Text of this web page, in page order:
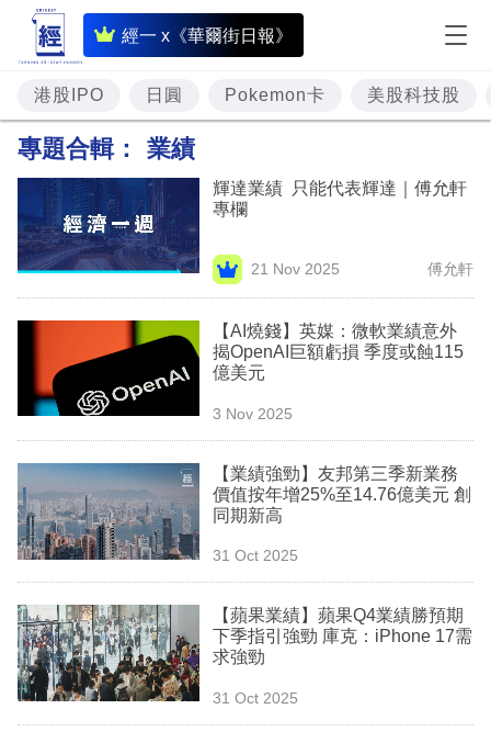
經一 x《華爾街日報》
即
時
財
經
題
投
資
樓
理
商
業
科
技
職
場
生
港股IPO 日圓 Pokemon卡 美股科技股
專題合輯： 業績
輝達業績 只能代表輝達｜傅允軒
專欄
21 Nov 2025 傅允軒
【AI燒錢】英媒：微軟業績意外
揭OpenAI巨額虧損 季度或蝕115
億美元
3 Nov 2025
【業績強勁】友邦第三季新業務
價值按年增25%至14.76億美元 創
同期新高
31 Oct 2025
【蘋果業績】蘋果Q4業績勝預期
下季指引強勁 庫克：iPhone 17需
求強勁
31 Oct 2025